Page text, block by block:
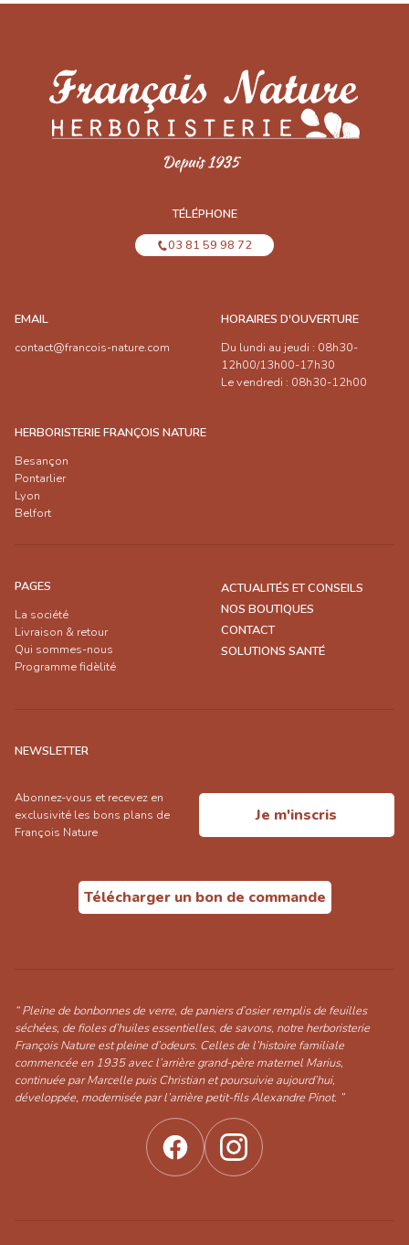
TÉLÉPHONE
03 81 59 98 72
EMAIL
contact@francois-nature.com
HORAIRES D'OUVERTURE
Du lundi au jeudi : 08h30-
12h00/13h00-17h30
Le vendredi : 08h30-12h00
HERBORISTERIE FRANÇOIS NATURE
Besançon
Pontarlier
Lyon
Belfort
PAGES
La société
Livraison & retour
Qui sommes-nous
Programme fidèlité
ACTUALITÉS ET CONSEILS
NOS BOUTIQUES
CONTACT
SOLUTIONS SANTÉ
NEWSLETTER
Abonnez-vous et recevez en
exclusivité les bons plans de
François Nature
Je m'inscris
Télécharger un bon de commande
“ Pleine de bonbonnes de verre, de paniers d’osier remplis de feuilles
séchées, de fioles d’huiles essentielles, de savons, notre herboristerie
François Nature est pleine d’odeurs. Celles de l’histoire familiale
commencée en 1935 avec l’arrière grand-père maternel Marius,
continuée par Marcelle puis Christian et poursuivie aujourd’hui,
développée, modernisée par l’arrière petit-fils Alexandre Pinot. ”